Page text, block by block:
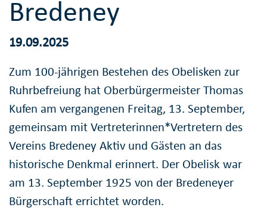
Bredeney
19.09.2025
Zum 100-jährigen Bestehen des Obelisken zur
Ruhrbefreiung hat Oberbürgermeister Thomas
Kufen am vergangenen Freitag, 13. September,
gemeinsam mit Vertreterinnen*Vertretern des
Vereins Bredeney Aktiv und Gästen an das
historische Denkmal erinnert. Der Obelisk war
am 13. September 1925 von der Bredeneyer
Bürgerschaft errichtet worden.